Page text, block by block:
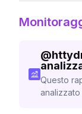
@
Questo